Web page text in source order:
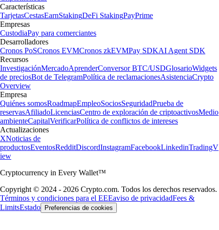
Características
TarjetasCestasEarnStakingDeFi StakingPayPrime
Empresas
CustodiaPay para comerciantes
Desarrolladores
Cronos PoSCronos EVMCronos zkEVMPay SDKAI Agent SDK
Recursos
InvestigaciónMercadoAprenderConversor BTC/USDGlosarioWidgets
de preciosBot de TelegramPolítica de reclamacionesAsistenciaCrypto
Overview
Empresa
Quiénes somosRoadmapEmpleoSociosSeguridadPrueba de
reservasAfiliadoLicenciasCentro de exploración de criptoactivosMedio
ambienteCapitalVerificarPolítica de conflictos de intereses
Actualizaciones
XNoticias de
productosEventosRedditDiscordInstagramFacebookLinkedinTradingV
iew
Cryptocurrency in Every Wallet™
Copyright © 2024 - 2026 Crypto.com. Todos los derechos reservados.
Términos y condiciones para el EEEaviso de privacidadFees &
LimitsEstado Preferencias de cookies